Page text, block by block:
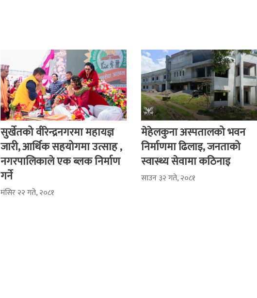
सुर्खेतको वीरेन्द्रनगरमा महायज्ञ
जारी, आर्थिक सहयोगमा उत्साह ,
नगरपालिकाले एक ब्लक निर्माण
गर्ने
मंसिर २२ गते, २०८१
मेहेलकुना अस्पतालको भवन
निर्माणमा ढिलाइ, जनताको
स्वास्थ्य सेवामा कठिनाइ
साउन ३२ गते, २०८१